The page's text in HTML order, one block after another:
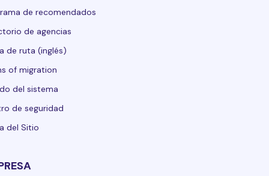
de recomendados
de agencias
de ruta (inglés)
of migration
del sistema
de seguridad
del Sitio